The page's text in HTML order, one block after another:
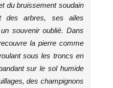
du bruissement soudain
des arbres, ses ailes
souvenir oublié. Dans
la pierre comme
sous les troncs en
sur le sol humide
des champignons